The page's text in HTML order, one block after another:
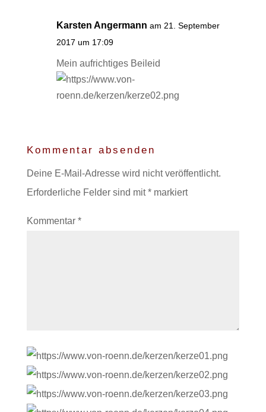
Karsten Angermann am 21. September
2017 um 17:09
Mein aufrichtiges Beileid
Kommentar absenden
Deine E-Mail-Adresse wird nicht veröffentlicht.
Erforderliche Felder sind mit*markiert
Kommentar *